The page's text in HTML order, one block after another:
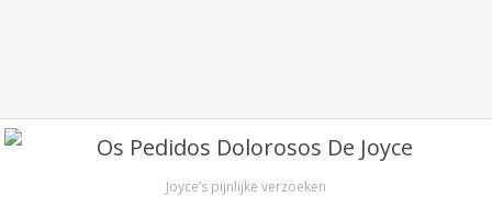
Joyce’s pijnlijke verzoeken